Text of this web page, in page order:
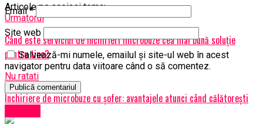
Articole pe aceiasi tema:
Urmatorul
Când este serviciul de închirieri microbuze cea mai bună soluție
pentru tine?
Nu ratati
Închiriere de microbuze cu șofer: avantajele atunci când călătorești
Email*
Site web
Salvează-mi numele, emailul și site-ul web în acest
navigator pentru data viitoare când o să comentez.